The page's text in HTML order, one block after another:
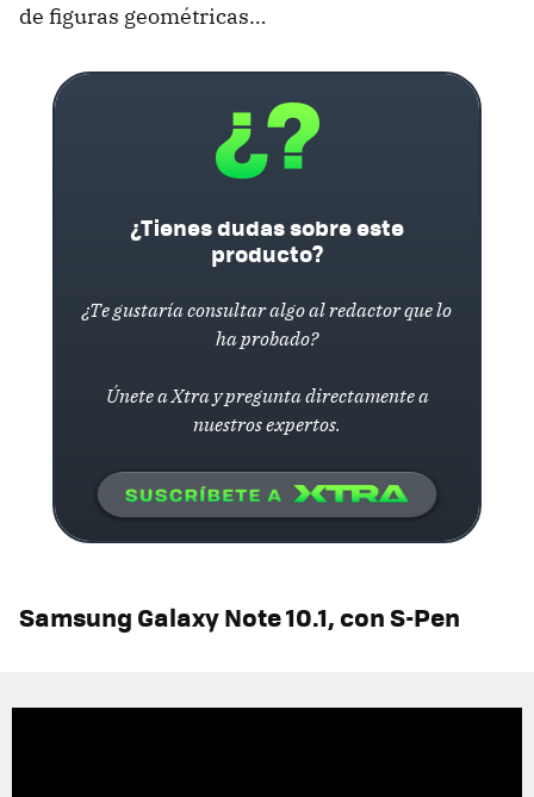
de figuras geométricas…
¿Tienes dudas sobre este
producto?
¿Te gustaría consultar algo al redactor que lo
ha probado?
Únete a Xtra y pregunta directamente a
nuestros expertos.
Samsung Galaxy Note 10.1, con S-Pen